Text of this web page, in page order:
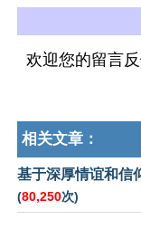
欢迎您的留言反
相关文章：
基于深厚情谊和信
(80,250次)